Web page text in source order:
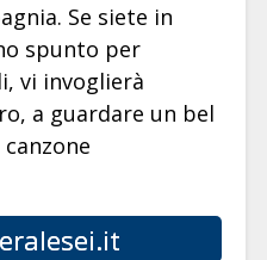
Se siete in
spunto per
vi invoglierà
a guardare un bel